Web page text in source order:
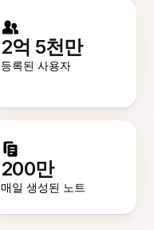
2억 5천만
등록된 사용자
200만
매일 생성된 노트